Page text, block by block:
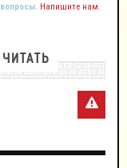
Напишите нам.